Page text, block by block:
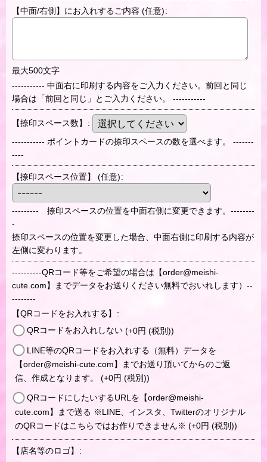
【中面/右側】にお入れするご内容 (任意):
最大500文字
----------- 中面右に印刷する内容をご入力ください。前回と同じ
場合は「前回と同じ」とご入力ください。 -----------
【捺印スペース数】
:
----------- ポイントカードの捺印スペースの数を選べます。 -------
----
【捺印スペース位置】 (任意):
--------- 捺印スペースの位置を中面右側に変更できます。--------
-
捺印スペースの位置を変更した場合、中面右側に印刷する内容が
左側に変わります。
----------QRコード等をご希望の場合は【order@meishi-
cute.com】までデータをお送りください無料でおいれします）--
--------
【QRコードをお入れする】
:
QRコードをお入れしない (+0円 (税別))
LINE等のQRコードをお入れする（無料）データを
【order@meishi-cute.com】までお送り頂いてからのご返
信、作成となります。 (+0円 (税別))
QRコードにしたいするURLを【order@meishi-
cute.com】まで送る ※LINE、インスタ、Twitterのオリジナル
のQRコードはこちらではお作りできません※ (+0円 (税別))
【店名等のロゴ】
: